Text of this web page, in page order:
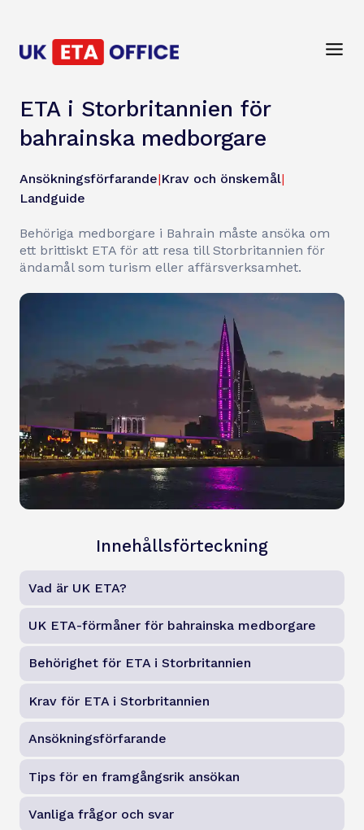
ETA i Storbritannien för
bahrainska medborgare
Ansökningsförfarande|Krav och önskemål|
Landguide
Behöriga medborgare i Bahrain måste ansöka om
ett brittiskt ETA för att resa till Storbritannien för
ändamål som turism eller affärsverksamhet.
Innehållsförteckning
Vad är UK ETA?
UK ETA-förmåner för bahrainska medborgare
Behörighet för ETA i Storbritannien
Krav för ETA i Storbritannien
Ansökningsförfarande
Tips för en framgångsrik ansökan
Vanliga frågor och svar